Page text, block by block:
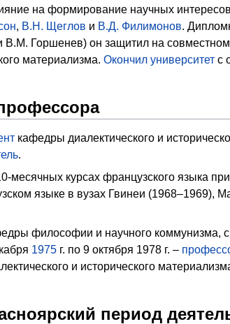
на формирование научных
, В.Н. Щеглов и В.Д. Филимонов.
В.М. Горшенев) он защитил на
материализма. Окончил университетс
кафедры диалектического и
.
месячных курсах французского языка
языке в вузах Гвинеи (1968–1969),
философии и научного коммунизма, с
1975г. по 9 октября 1978 г. –
и исторического
период